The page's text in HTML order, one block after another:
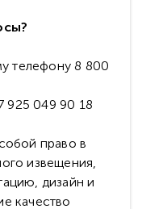
телефону 8 800
925 049 90 18
право в
извещения,
дизайн и
качество